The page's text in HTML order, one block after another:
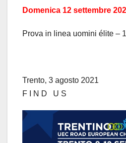
Domenica 12 settembre
Prova in linea uomini élite –
Trento, 3 agosto 2021
F I N D U S